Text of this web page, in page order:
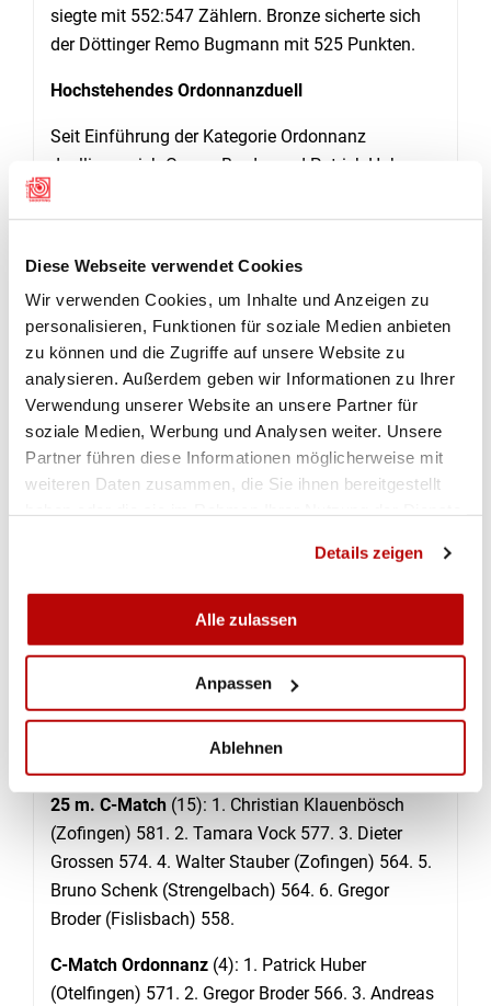
Diese Webseite verwendet Cookies
Wir verwenden Cookies, um Inhalte und Anzeigen zu
personalisieren, Funktionen für soziale Medien anbieten
zu können und die Zugriffe auf unsere Website zu
analysieren. Außerdem geben wir Informationen zu Ihrer
Verwendung unserer Website an unsere Partner für
soziale Medien, Werbung und Analysen weiter. Unsere
Partner führen diese Informationen möglicherweise mit
weiteren Daten zusammen, die Sie ihnen bereitgestellt
Details zeigen
Alle zulassen
Anpassen
Ablehnen
siegte mit 552:547 Zählern. Bronze sicherte sich
der Döttinger Remo Bugmann mit 525 Punkten.
Hochstehendes Ordonnanzduell
Seit Einführung der Kategorie Ordonnanz
duellieren sich Gregor Broder und Patrick Huber
nationalem Spitzenniveau. Die beiden
musste diesmal wieder dem jüngeren Huber den
Vortritt lassen. Dieser legte die Basis des Sieges
im Präzisionsteil. Das Resultat von 571 Punkten in
diesem C-Match darf sich sehen lassen. Aber auch
Broder zeigte mit 566 Zählern eine gute Leistung,
die für den nationalen Titelkampf in Thun erneut
hoffen lässt.(wr)
Aargauer Meisterschaften in Möhlin. 50 m. B-
Match(12 Klassierte): 1. Tamara Vock
(Sarmenstorf) 571 Punkte. 2. Dieter Grossen (Full-
25 m. C-Match (15): 1. Christian Klauenbösch
(Zofingen) 581. 2. Tamara Vock 577. 3. Dieter
Grossen 574. 4. Walter Stauber (Zofingen) 564. 5.
Bruno Schenk (Strengelbach) 564. 6. Gregor
Broder (Fislisbach) 558.
C-Match Ordonnanz (4): 1. Patrick Huber
(Otelfingen) 571. 2. Gregor Broder 566. 3. Andreas